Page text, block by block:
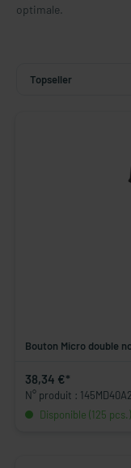
optimale.
Bouton Micro double
38,34 €*
N° produit :
Disponible (125